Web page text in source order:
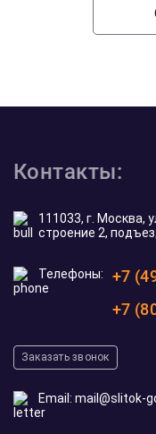
Контакты:
111033, г. Москва,
строение 2,
Телефоны:
+7
+7
Заказать звонок
Email: mail@slitok-